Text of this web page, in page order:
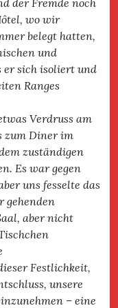
wo wir
belegt hatten,
und
er sich isoliert und
Ranges
Verdruss am
zum Diner im
zuständigen
Es war gegen
uns fesselte das
gehenden
aber nicht
Festlichkeit,
unsere
– eine